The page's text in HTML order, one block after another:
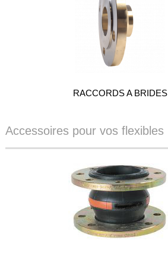
RACCORDS A BRIDES
Accessoires pour vos flexibles